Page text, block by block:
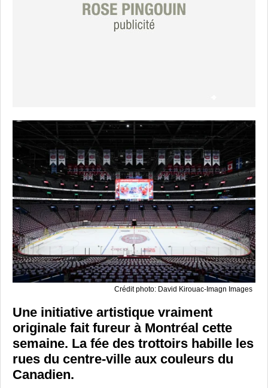
Crédit photo: David Kirouac-Imagn Images
Une initiative artistique vraiment
originale fait fureur à Montréal cette
semaine. La fée des trottoirs habille les
rues du centre-ville aux couleurs du
Canadien.